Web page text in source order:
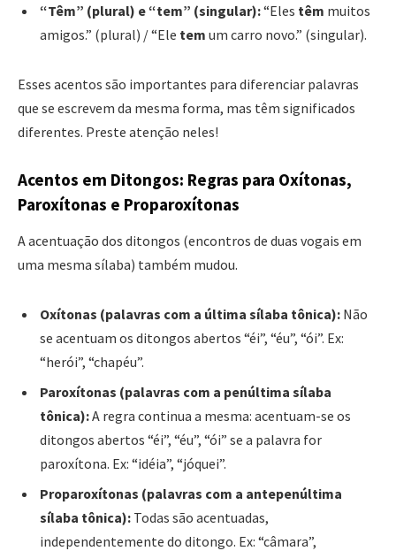
“Têm” (plural) e “tem” (singular):“Eles têm muitos
amigos.” (plural) / “Ele tem um carro novo.” (singular).
Esses acentos são importantes para diferenciar palavras
que se escrevem da mesma forma, mas têm significados
diferentes. Preste atenção neles!
Acentos em Ditongos: Regras para Oxítonas,
Paroxítonas e Proparoxítonas
A acentuação dos ditongos (encontros de duas vogais em
uma mesma sílaba) também mudou.
Oxítonas (palavras com a última sílaba tônica): Não
se acentuam os ditongos abertos “éi”, “éu”, “ói”. Ex:
“herói”, “chapéu”.
Paroxítonas (palavras com a penúltima sílaba
tônica):A regra continua a mesma: acentuam-se os
ditongos abertos “éi”, “éu”, “ói” se a palavra for
paroxítona. Ex: “idéia”, “jóquei”.
Proparoxítonas (palavras com a antepenúltima
sílaba tônica): Todas são acentuadas,
independentemente do ditongo. Ex: “câmara”,